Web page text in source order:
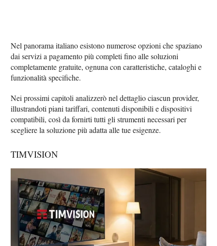
Nel panorama italiano esistono numerose opzioni che spaziano
dai servizi a pagamento più completi fino alle soluzioni
completamente gratuite, ognuna con caratteristiche, cataloghi e
funzionalità specifiche.
Nei prossimi capitoli analizzerò nel dettaglio ciascun provider,
illustrandoti piani tariffari, contenuti disponibili e dispositivi
compatibili, così da fornirti tutti gli strumenti necessari per
scegliere la soluzione più adatta alle tue esigenze.
TIMVISION